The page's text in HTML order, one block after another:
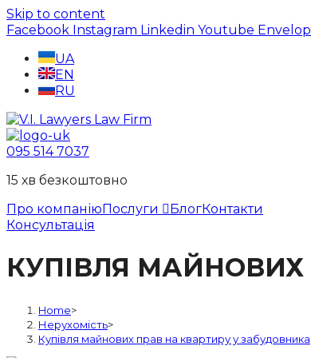
Skip to content
Facebook Instagram Linkedin Youtube
UA
EN
RU
095 514 7037
15 хв безкоштовно
Про компаніюПослуги БлогКонтакти
Консультація
КУПІВЛЯ
Home>
Нерухомість>
Купівля майнових прав на квартиру у забудовника